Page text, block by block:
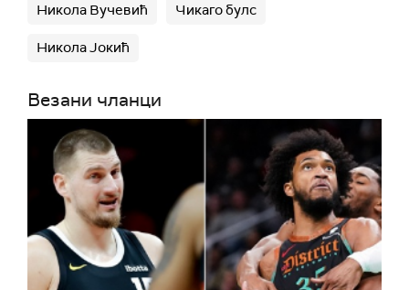
Никола Вучевић Чикаго булс
Никола Јокић
Везани чланци